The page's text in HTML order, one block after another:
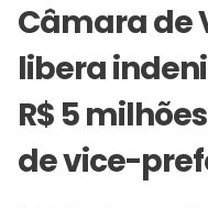
Câmara de
libera
R$ 5
de vice-